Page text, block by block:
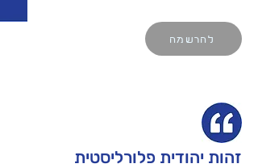
להרשמה
זהות יהודית פלורליסטית